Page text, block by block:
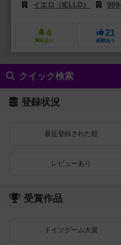
イエロ（IELLO）
999
4
興味あり
21
経験あり
クイック検索
登録状況
最近登録された順
レビューあり
受賞作品
ドイツゲーム大賞